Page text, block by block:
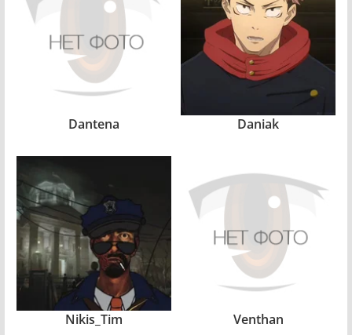
Dantena Daniak
Nikis_Tim Venthan